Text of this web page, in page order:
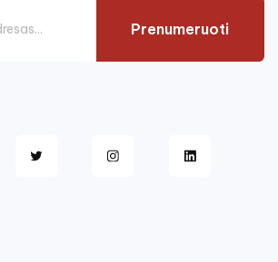
Prenumeruoti